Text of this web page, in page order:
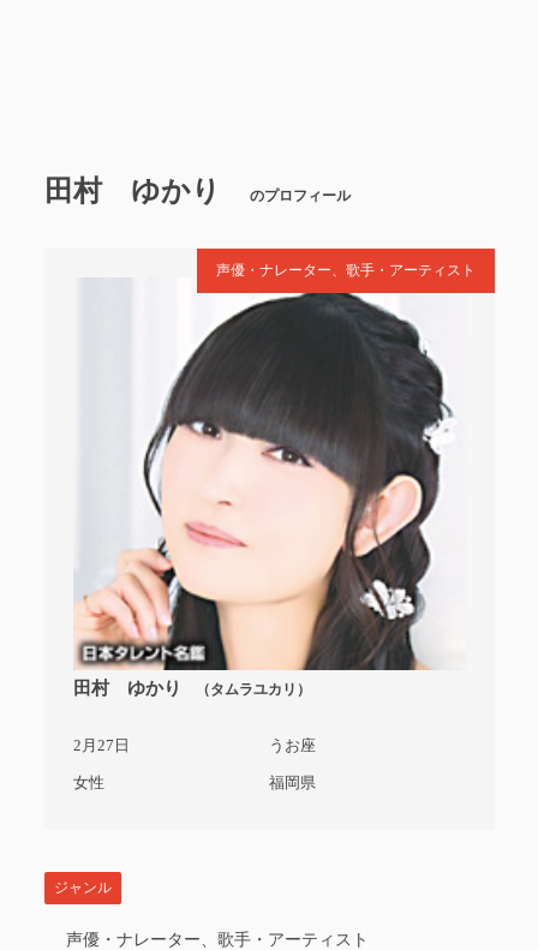
田村 ゆかり のプロフィール
声優・ナレーター、歌手・アーティスト
田村 ゆかり （タムラユカリ）
2月27日 うお座
女性 福岡県
ジャンル
声優・ナレーター、歌手・アーティスト